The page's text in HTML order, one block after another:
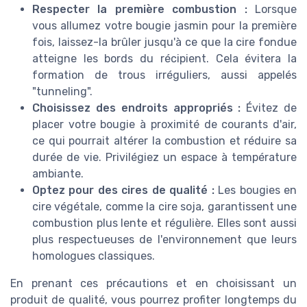
Respecter la première combustion :Lorsque
vous allumez votre bougie jasmin pour la première
fois, laissez-la brûler jusqu'à ce que la cire fondue
atteigne les bords du récipient. Cela évitera la
formation de trous irréguliers, aussi appelés
"tunneling".
Choisissez des endroits appropriés : Évitez de
placer votre bougie à proximité de courants d'air,
ce qui pourrait altérer la combustion et réduire sa
durée de vie. Privilégiez un espace à température
ambiante.
Optez pour des cires de qualité :Les bougies en
cire végétale, comme la cire soja, garantissent une
combustion plus lente et régulière. Elles sont aussi
plus respectueuses de l'environnement que leurs
homologues classiques.
En prenant ces précautions et en choisissant un
produit de qualité, vous pourrez profiter longtemps du